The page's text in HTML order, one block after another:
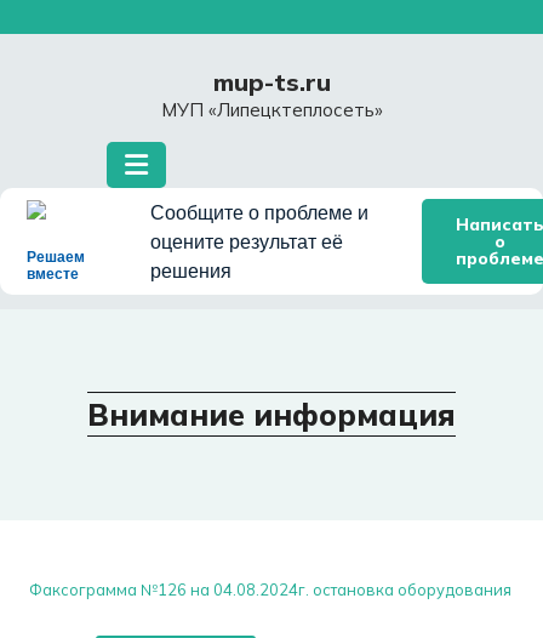
mup-ts.ru
МУП «Липецктеплосеть»
Решаем
вместе
Сообщите о проблеме и
оцените результат её
решения
Написать
о
проблеме
Внимание информация
Факсограмма №126 на 04.08.2024г. остановка оборудования